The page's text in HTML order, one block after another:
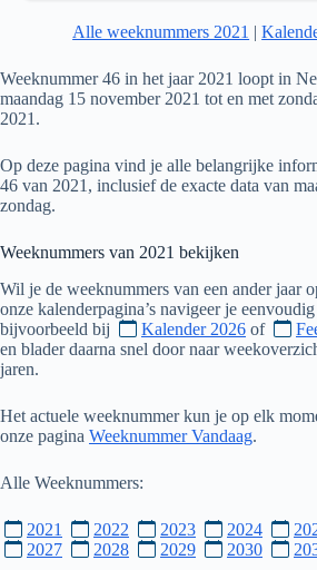
Alle weeknummers 2021 |
Weeknummer 46 in het jaar 2021 loopt in
maandag 15 november 2021 tot en met
2021.
Op deze pagina vind je alle belangrijke
46 van 2021, inclusief de exacte data van
zondag.
Weeknummers van 2021 bekijken
Wil je de weeknummers van een ander jaar
onze kalenderpagina’s navigeer je
bijvoorbeeld bij
Kalender 2026 of
en blader daarna snel door naar
jaren.
Het actuele weeknummer kun je op elk
onze pagina Weeknummer Vandaag.
Alle Weeknummers:
2021 2022 2023 2024
2027
2028 2029 2030